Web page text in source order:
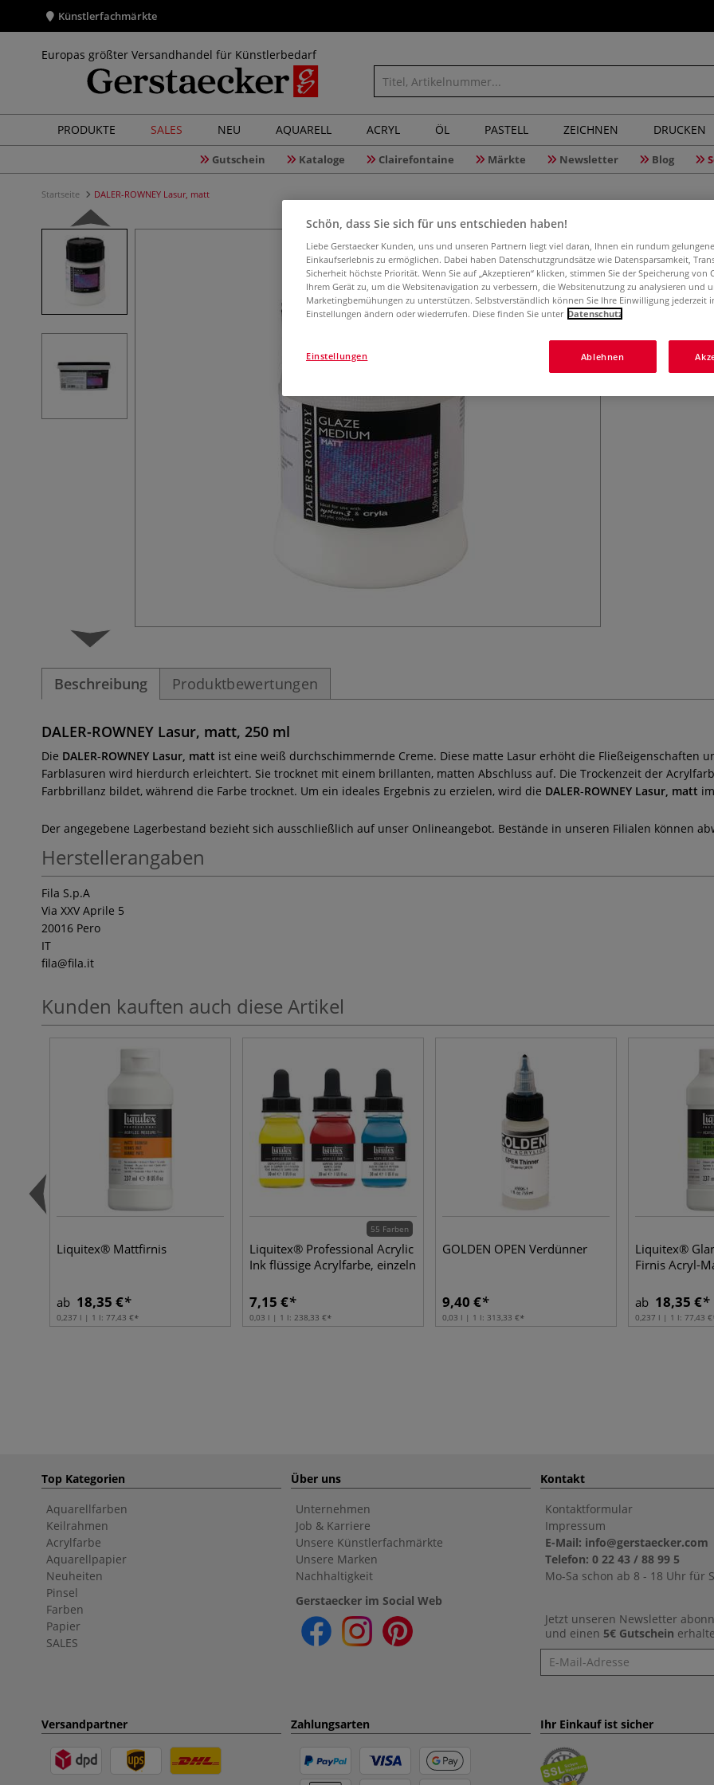
Künstlerfachmärkte
Europas größter Versandhandel für Künstlerbedarf
PRODUKTE SALES NEU AQUARELL ACRYL ÖL PASTELL ZEICHNEN DRUCKEN
Gutschein Kataloge Clairefontaine Märkte Newsletter Blog
Startseite DALER-ROWNEY Lasur, matt
DALER-
Die DALER-
von
erleichtert.
Beschreibung Produktbewertungen
DALER-ROWNEY Lasur, matt, 250 ml
Die DALER-ROWNEY Lasur, matt ist eine weiß durchschimmernde Creme. Diese matte Lasur erhöht die Fließeigenschaften
Farblasuren wird hierdurch erleichtert. Sie trocknet mit einem brillanten, matten Abschluss auf. Die Trockenzeit der
Farbbrillanz bildet, während die Farbe trocknet. Um ein ideales Ergebnis zu erzielen, wird die DALER-ROWNEY Lasur, matt
Der angegebene Lagerbestand bezieht sich ausschließlich auf unser Onlineangebot. Bestände in unseren Filialen können
Herstellerangaben
Fila S.p.A
Via XXV Aprile 5
20016 Pero
IT
fila@fila.it
Kunden kauften auch diese Artikel
Liquitex® Mattfirnis
ab 18,35 €
0,237 l | 1 l: 77,43 €
55 Farben
Liquitex® Professional Acrylic
Ink flüssige Acrylfarbe, einzeln
7,15 €
0,03 l | 1 l: 238,33 €
GOLDEN OPEN Verdünner
9,40 €
0,03 l | 1 l: 313,33 €
Liquitex®
Firnis Acryl-
ab 18,35 €
0,237 l | 1 l: 77,43 €
Top Kategorien
Aquarellfarben
Keilrahmen
Acrylfarbe
Aquarellpapier
Neuheiten
Pinsel
Farben
Papier
SALES
Über uns
Unternehmen
Job & Karriere
Unsere Künstlerfachmärkte
Unsere Marken
Nachhaltigkeit
Gerstaecker im Social Web
Kontakt
Kontaktformular
Impressum
E-Mail: info@gerstaecker.com
Telefon: 0 22 43 / 88 99 5
Mo-Sa schon ab 8 - 18 Uhr für
Jetzt unseren Newsletter
und einen 5€ Gutschein
Newsletter
Versandpartner Zahlungsarten Ihr Einkauf ist sicher
Schön, dass Sie sich für uns entschieden haben!
Liebe Gerstaecker Kunden, uns und unseren Partnern liegt viel daran, Ihnen ein rundum
Einkaufserlebnis zu ermöglichen. Dabei haben Datenschutzgrundsätze wie Datensparsamkeit,
Sicherheit höchste Priorität. Wenn Sie auf „Akzeptieren“ klicken, stimmen Sie der Speicherung von
Ihrem Gerät zu, um die Websitenavigation zu verbessern, die Websitenutzung zu analysieren und
Marketingbemühungen zu unterstützen. Selbstverständlich können Sie Ihre Einwilligung jederzeit
Einstellungen ändern oder wiederrufen. Diese finden Sie unter Datenschutz
Ablehnen
Einstellungen